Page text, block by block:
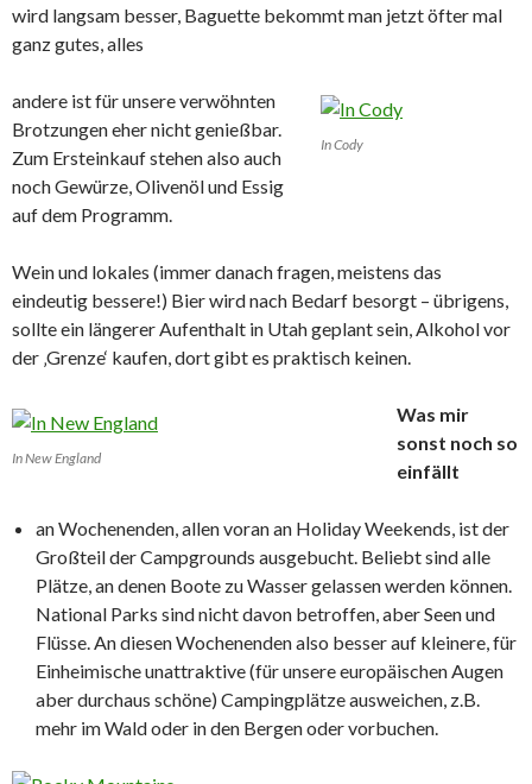
wird langsam besser, Baguette bekommt man jetzt öfter mal
ganz gutes, alles
In Cody
andere ist für unsere verwöhnten
Brotzungen eher nicht genießbar.
Zum Ersteinkauf stehen also auch
noch Gewürze, Olivenöl und Essig
auf dem Programm.
Wein und lokales (immer danach fragen, meistens das
eindeutig bessere!) Bier wird nach Bedarf besorgt – übrigens,
sollte ein längerer Aufenthalt in Utah geplant sein, Alkohol vor
der ‚Grenze‘ kaufen, dort gibt es praktisch keinen.
In New England
Was mir
sonst noch so
einfällt
an Wochenenden, allen voran an Holiday Weekends, ist der
Großteil der Campgrounds ausgebucht. Beliebt sind alle
Plätze, an denen Boote zu Wasser gelassen werden können.
National Parks sind nicht davon betroffen, aber Seen und
Flüsse. An diesen Wochenenden also besser auf kleinere, für
Einheimische unattraktive (für unsere europäischen Augen
aber durchaus schöne) Campingplätze ausweichen, z.B.
mehr im Wald oder in den Bergen oder vorbuchen.